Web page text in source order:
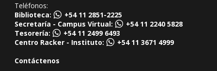
Teléfonos:
Biblioteca:
+54 11 2851-2225
Secretaría - Campus Virtual:
+54 11 2240 5828
Tesorería:
+54 11 2499 6493
Centro Racker - Instituto:
+54 11 3671 4999
Contáctenos